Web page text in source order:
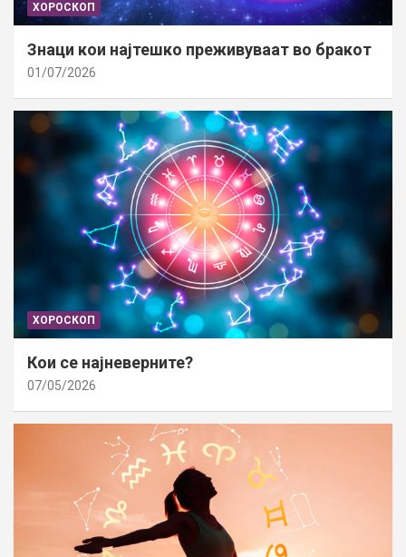
ХОРОСКОП
Знаци кои најтешко преживуваат во бракот
01/07/2026
ХОРОСКОП
Кои се најневерните?
07/05/2026